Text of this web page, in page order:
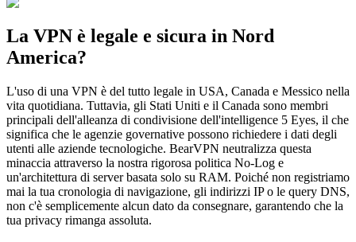
La VPN è legale e sicura in Nord
America?
L'uso di una VPN è del tutto legale in USA, Canada e Messico nella
vita quotidiana. Tuttavia, gli Stati Uniti e il Canada sono membri
principali dell'alleanza di condivisione dell'intelligence 5 Eyes, il che
significa che le agenzie governative possono richiedere i dati degli
utenti alle aziende tecnologiche. BearVPN neutralizza questa
minaccia attraverso la nostra rigorosa politica No-Log e
un'architettura di server basata solo su RAM. Poiché non registriamo
mai la tua cronologia di navigazione, gli indirizzi IP o le query DNS,
non c'è semplicemente alcun dato da consegnare, garantendo che la
tua privacy rimanga assoluta.